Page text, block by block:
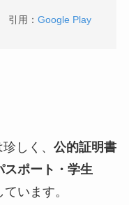
引用：Google Play
しく、 公的証明書
スポート・学生
います。